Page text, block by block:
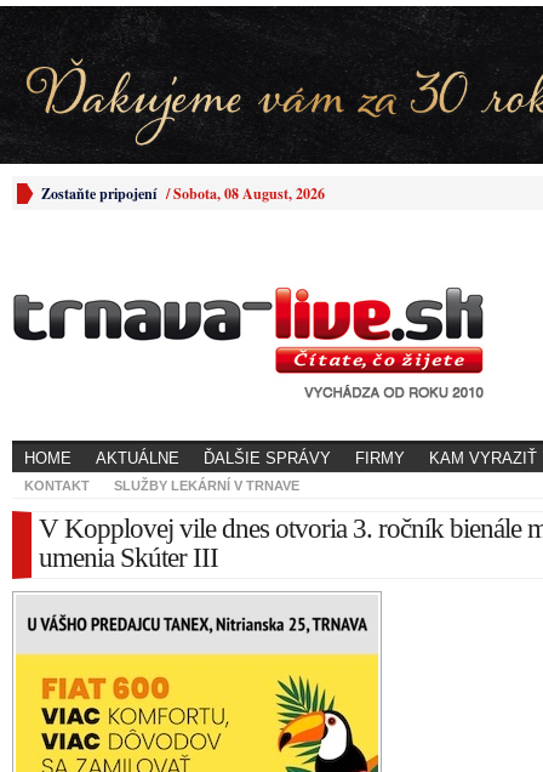
Zostaňte pripojení /Sobota, 08 August, 2026
HOME AKTUÁLNE ĎALŠIE SPRÁVY FIRMY KAM VYRAZIŤ
KONTAKT SLUŽBY LEKÁRNÍ V TRNAVE
V Kopplovej vile dnes otvoria 3. ročník bienále
umenia Skúter III